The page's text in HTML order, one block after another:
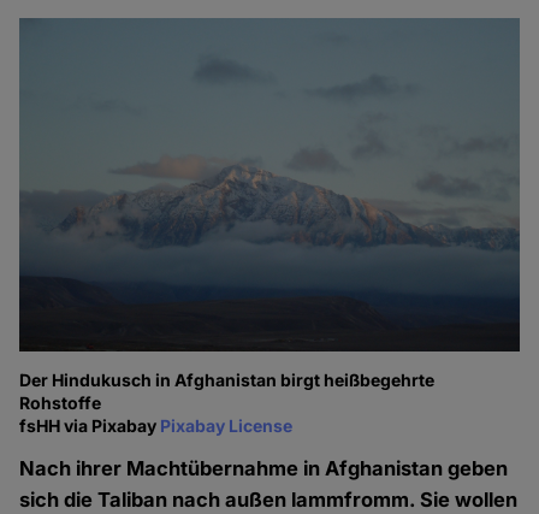
Der Hindukusch in Afghanistan birgt heißbegehrte
Rohstoffe
fsHH via Pixabay Pixabay License
Nach ihrer Machtübernahme in Afghanistan geben
sich die Taliban nach außen lammfromm. Sie wollen